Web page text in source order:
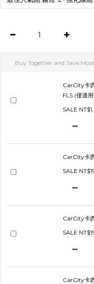
Buy Together and Save More
CarCity卡
FLS (僅適
SALE
CarCity卡
SALE
CarCity卡
SALE
CarCity卡